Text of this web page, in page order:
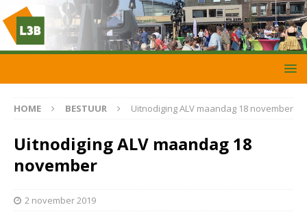
HOME BESTUUR Uitnodiging ALV maandag 18 november
Uitnodiging ALV maandag 18
november
2 november 2019